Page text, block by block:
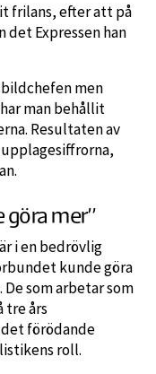
frilans, efter att på
Expressen han
men
man behållit
Resultaten av
upplagesiffrorna,
göra mer”
i en bedrövlig
kunde göra
som arbetar som
tre års
förödande
roll.